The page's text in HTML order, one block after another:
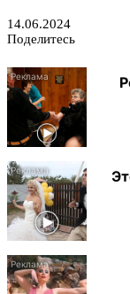
14.06.2024
Поделитесь